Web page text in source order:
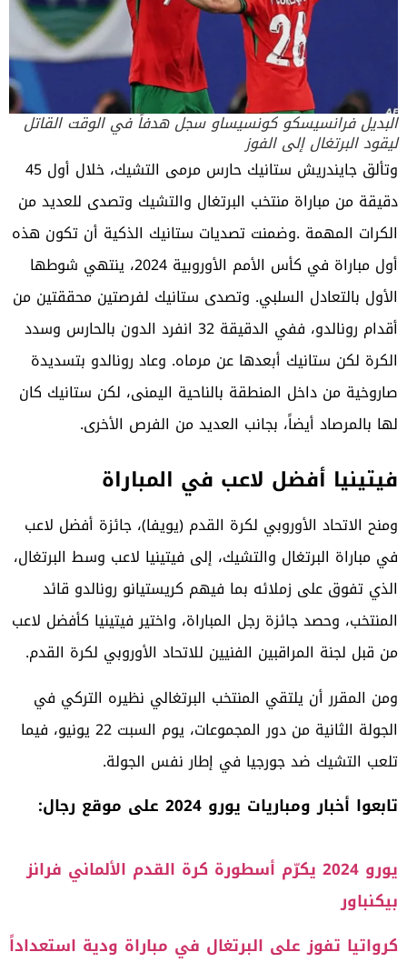
البديل فرانسيسكو كونسيساو سجل هدفاً في الوقت القاتل
ليقود البرتغال إلى الفوز
وتألق جايندريش ستانيك حارس مرمى التشيك، خلال أول 45
دقيقة من مباراة منتخب البرتغال والتشيك وتصدى للعديد من
الكرات المهمة .وضمنت تصديات ستانيك الذكية أن تكون هذه
أول مباراة في كأس الأمم الأوروبية 2024، ينتهي شوطها
الأول بالتعادل السلبي. وتصدى ستانيك لفرصتين محققتين من
أقدام رونالدو، ففي الدقيقة 32 انفرد الدون بالحارس وسدد
الكرة لكن ستانيك أبعدها عن مرماه. وعاد رونالدو بتسديدة
صاروخية من داخل المنطقة بالناحية اليمنى، لكن ستانيك كان
لها بالمرصاد أيضاً، بجانب العديد من الفرص الأخرى.
فيتينيا أفضل لاعب في المباراة
ومنح الاتحاد الأوروبي لكرة القدم (يويفا)، جائزة أفضل لاعب
في مباراة البرتغال والتشيك، إلى فيتينيا لاعب وسط البرتغال،
الذي تفوق على زملائه بما فيهم كريستيانو رونالدو قائد
المنتخب، وحصد جائزة رجل المباراة، واختير فيتينيا كأفضل لاعب
من قبل لجنة المراقبين الفنيين للاتحاد الأوروبي لكرة القدم.
ومن المقرر أن يلتقي المنتخب البرتغالي نظيره التركي في
الجولة الثانية من دور المجموعات، يوم السبت 22 يونيو، فيما
تلعب التشيك ضد جورجيا في إطار نفس الجولة.
تابعوا أخبار ومباريات يورو 2024 على موقع رجال:
يورو 2024 يكرّم أسطورة كرة القدم الألماني فرانز
بيكنباور
كرواتيا تفوز على البرتغال في مباراة ودية استعداداً